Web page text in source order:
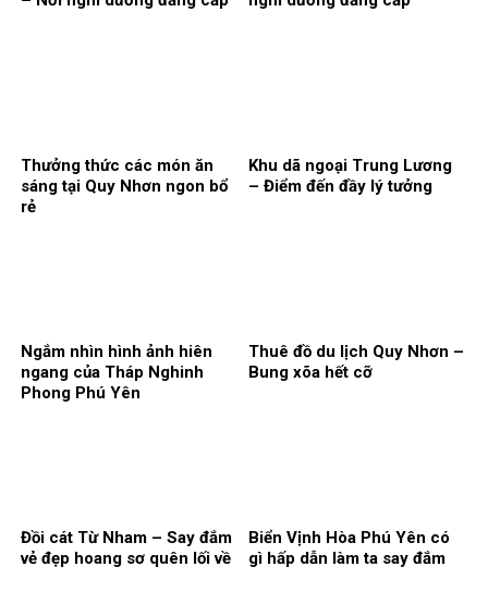
Thưởng thức các món ăn
sáng tại Quy Nhơn ngon bổ
rẻ
Khu dã ngoại Trung Lương
– Điểm đến đầy lý tưởng
Ngắm nhìn hình ảnh hiên
ngang của Tháp Nghinh
Phong Phú Yên
Thuê đồ du lịch Quy Nhơn –
Bung xõa hết cỡ
Đồi cát Từ Nham – Say đắm
vẻ đẹp hoang sơ quên lối về
Biển Vịnh Hòa Phú Yên có
gì hấp dẫn làm ta say đắm